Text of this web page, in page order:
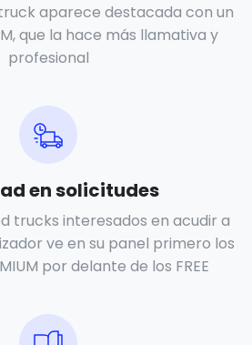
aparece destacada con un
que la hace más llamativa y
profesional
en solicitudes
trucks interesados en acudir a
ve en su panel primero los
por delante de los FREE